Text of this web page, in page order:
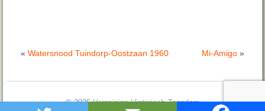
«Watersnood Tuindorp-Oostzaan 1960 Mi-Amigo»
© 2026Vereniging Historisch Zaandam